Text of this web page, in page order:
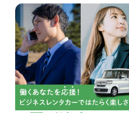
空き
ン 軽
町田根岸
スズキ
四日市